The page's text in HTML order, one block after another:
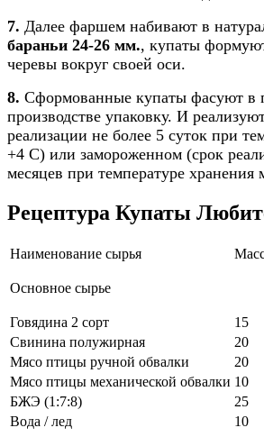
7. Далее фаршем набивают в
бараньи 24-26 мм., купаты
черевы вокруг своей оси.
8. Сформованные купаты фасуют в
производстве упаковку. И
реализации не более 5 суток при
+4 С) или замороженном (срок
месяцев при температуре
Рецептура Купаты
Наименование сырья
Основное сырье
Говядина 2 сорт
15
Свинина полужирная
20
Мясо птицы ручной обвалки
20
Мясо птицы механической обвалки 10
БЖЭ (1:7:8)
25
Вода / лед
10